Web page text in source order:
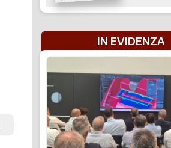
IN EVIDENZA